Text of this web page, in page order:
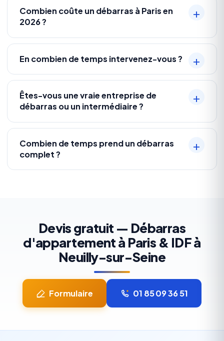
Combien coûte un débarras à Paris en
2026 ?
En combien de temps intervenez-vous ?
Êtes-vous une vraie entreprise de
débarras ou un intermédiaire ?
Combien de temps prend un débarras
complet ?
Devis gratuit — Débarras
d'appartement à Paris & IDF à
Neuilly-sur-Seine
Formulaire 01 85 09 36 51